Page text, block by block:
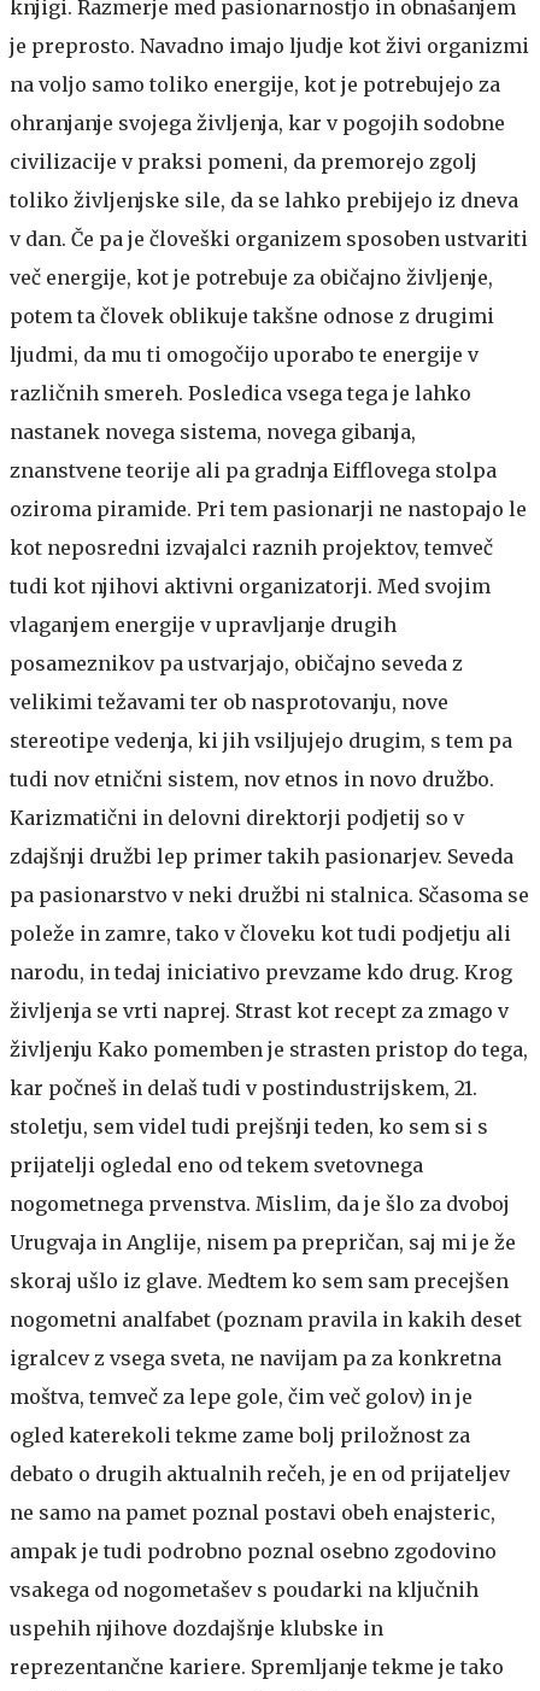
knjigi. Razmerje med pasionarnostjo in obnašanjem
je preprosto. Navadno imajo ljudje kot živi organizmi
na voljo samo toliko energije, kot je potrebujejo za
ohranjanje svojega življenja, kar v pogojih sodobne
civilizacije v praksi pomeni, da premorejo zgolj
toliko življenjske sile, da se lahko prebijejo iz dneva
v dan. Če pa je človeški organizem sposoben ustvariti
več energije, kot je potrebuje za običajno življenje,
potem ta človek oblikuje takšne odnose z drugimi
ljudmi, da mu ti omogočijo uporabo te energije v
različnih smereh. Posledica vsega tega je lahko
nastanek novega sistema, novega gibanja,
znanstvene teorije ali pa gradnja Eifflovega stolpa
oziroma piramide. Pri tem pasionarji ne nastopajo le
kot neposredni izvajalci raznih projektov, temveč
tudi kot njihovi aktivni organizatorji. Med svojim
vlaganjem energije v upravljanje drugih
posameznikov pa ustvarjajo, običajno seveda z
velikimi težavami ter ob nasprotovanju, nove
stereotipe vedenja, ki jih vsiljujejo drugim, s tem pa
tudi nov etnični sistem, nov etnos in novo družbo.
Karizmatični in delovni direktorji podjetij so v
zdajšnji družbi lep primer takih pasionarjev. Seveda
pa pasionarstvo v neki družbi ni stalnica. Sčasoma se
poleže in zamre, tako v človeku kot tudi podjetju ali
narodu, in tedaj iniciativo prevzame kdo drug. Krog
življenja se vrti naprej. Strast kot recept za zmago v
življenju Kako pomemben je strasten pristop do tega,
kar počneš in delaš tudi v postindustrijskem, 21.
stoletju, sem videl tudi prejšnji teden, ko sem si s
prijatelji ogledal eno od tekem svetovnega
nogometnega prvenstva. Mislim, da je šlo za dvoboj
Urugvaja in Anglije, nisem pa prepričan, saj mi je že
skoraj ušlo iz glave. Medtem ko sem sam precejšen
nogometni analfabet (poznam pravila in kakih deset
igralcev z vsega sveta, ne navijam pa za konkretna
moštva, temveč za lepe gole, čim več golov) in je
ogled katerekoli tekme zame bolj priložnost za
debato o drugih aktualnih rečeh, je en od prijateljev
ne samo na pamet poznal postavi obeh enajsteric,
ampak je tudi podrobno poznal osebno zgodovino
vsakega od nogometašev s poudarki na ključnih
uspehih njihove dozdajšnje klubske in
reprezentančne kariere. Spremljanje tekme je tako